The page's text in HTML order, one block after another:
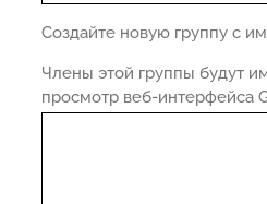
Создайте новую группу с
Члены этой группы будут
просмотр веб-интерфейса